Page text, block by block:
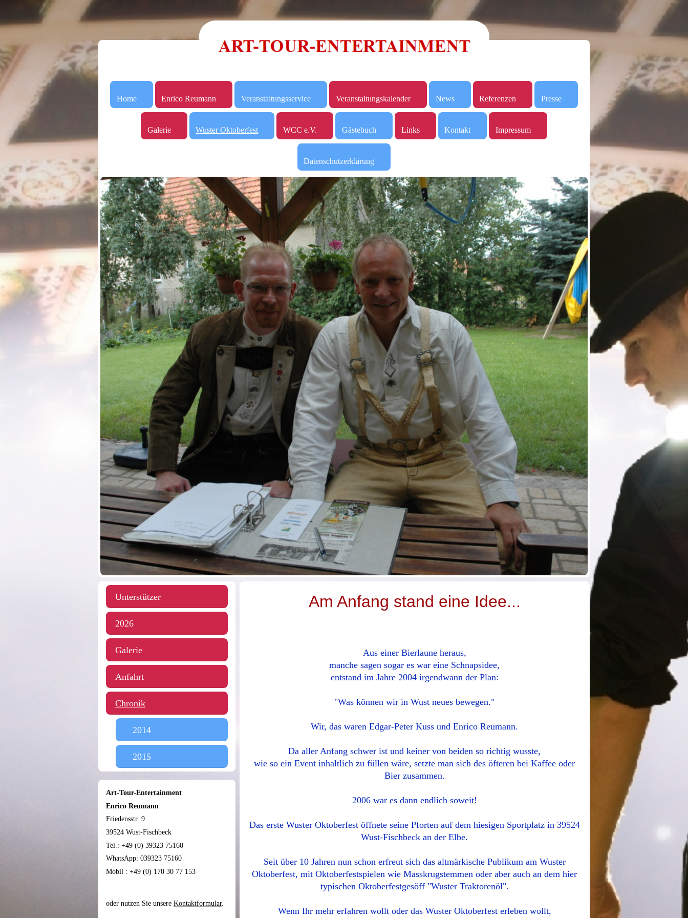
Home Enrico Reumann Veranstaltungsservice Veranstaltungskalender News Referenzen Presse
Galerie Wuster Oktoberfest WCC e.V. Gästebuch Links Kontakt Impressum
Datenschutzerklärung
Am Anfang stand eine Idee...
Aus einer Bierlaune heraus,
manche sagen sogar es war eine Schnapsidee,
entstand im Jahre 2004 irgendwann der Plan:
"Was können wir in Wust neues bewegen."
Wir, das waren Edgar-Peter Kuss und Enrico Reumann.
Da aller Anfang schwer ist und keiner von beiden so richtig wusste,
wie so ein Event inhaltlich zu füllen wäre, setzte man sich des öfteren bei Kaffee oder
Bier zusammen.
2006 war es dann endlich soweit!
Das erste Wuster Oktoberfest öffnete seine Pforten auf dem hiesigen Sportplatz in 39524
Wust-Fischbeck an der Elbe.
Seit über 10 Jahren nun schon erfreut sich das altmärkische Publikum am Wuster
Oktoberfest, mit Oktoberfestspielen wie Masskrugstemmen oder aber auch an dem hier
typischen Oktoberfestgesöff "Wuster Traktorenöl".
Wenn Ihr mehr erfahren wollt oder das Wuster Oktoberfest erleben wollt,
Unterstützer
2026
Galerie
Anfahrt
Chronik
2014
2015
Art-Tour-Entertainment
Enrico Reumann
Friedensstr. 9
39524 Wust-Fischbeck
Tel.: +49 (0) 39323 75160
WhatsApp: 039323 75160
Mobil : +49 (0) 170 30 77 153
oder nutzen Sie unsere Kontaktformular.